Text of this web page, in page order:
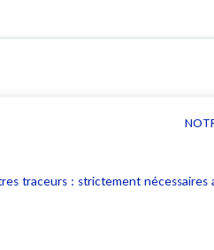
traceurs : strictement